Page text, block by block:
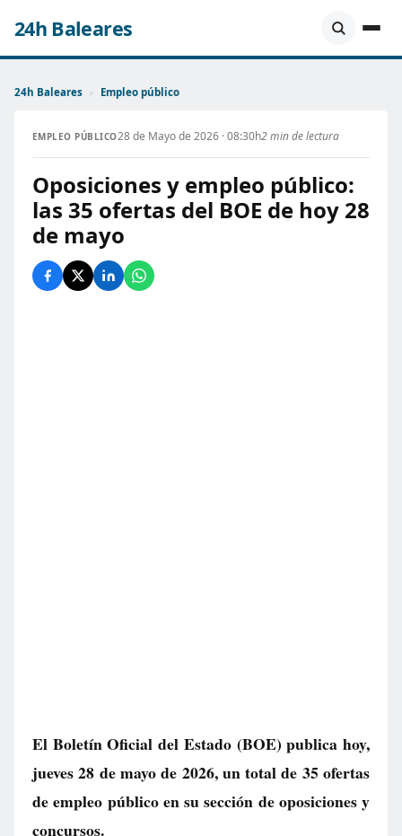
24h Baleares
24h Baleares › Empleo público
EMPLEO PÚBLICO28 de Mayo de 2026 · 08:30h2 min de lectura
Oposiciones y empleo público:
las 35 ofertas del BOE de hoy 28
de mayo
El Boletín Oficial del Estado (BOE) publica hoy,
jueves 28 de mayo de 2026, un total de 35 ofertas
de empleo públicoen su sección de oposiciones y
concursos.